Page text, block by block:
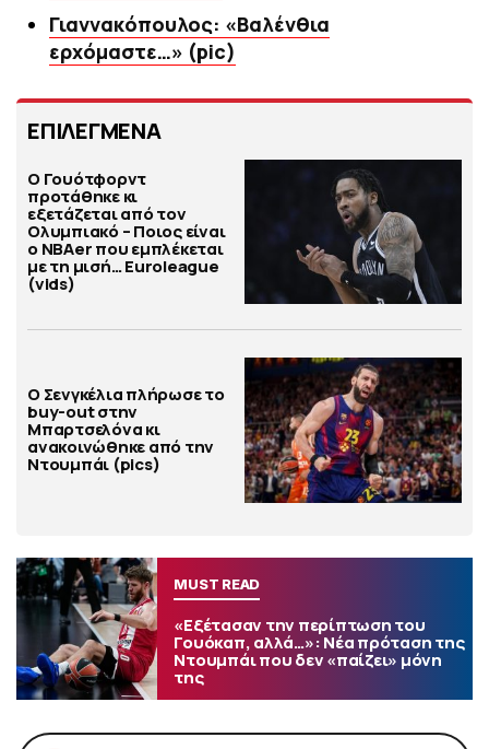
Γιαννακόπουλος: «Βαλένθια
ερχόμαστε…» (pic)
ΕΠΙΛΕΓΜΕΝΑ
Ο Γουότφορντ
προτάθηκε κι
εξετάζεται από τον
Ολυμπιακό – Ποιος είναι
ο ΝΒΑer που εμπλέκεται
με τη μισή… Euroleague
(vids)
Ο Σενγκέλια πλήρωσε το
buy-out στην
Μπαρτσελόνα κι
ανακοινώθηκε από την
Ντουμπάι (pics)
MUST READ
«Εξέτασαν την περίπτωση του
Γουόκαπ, αλλά…»: Νέα πρόταση της
Ντουμπάι που δεν «παίζει» μόνη
της